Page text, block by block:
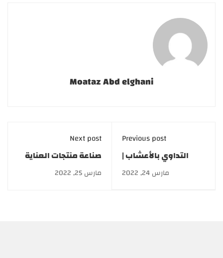
Moataz Abd elghani
Previous post
التداوي بالأعشاب |
دبلومة الطب البديل
مارس 24, 2022
Next post
صناعة منتجات العناية
بالبشرة | كورسات
Cosmetics
مارس 25, 2022